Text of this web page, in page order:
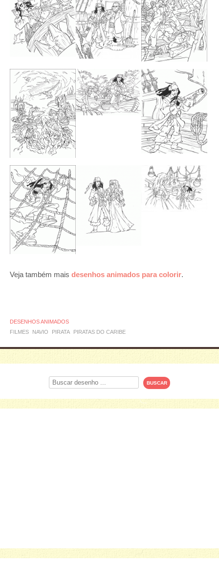
Veja também mais desenhos animados para colorir.
DESENHOS ANIMADOS
FILMES
NAVIO PIRATA PIRATAS DO CARIBE
Procurar